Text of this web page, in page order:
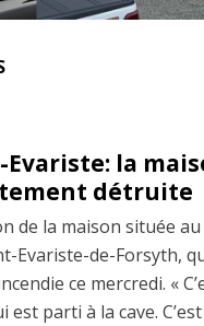
la
détruite
de la maison située au
Evariste-de-Forsyth,
ce mercredi. «
est parti à la cave.